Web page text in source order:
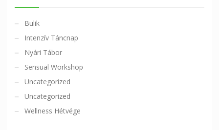
Bulik
Intenzív Táncnap
Nyári Tábor
Sensual Workshop
Uncategorized
Uncategorized
Wellness Hétvége